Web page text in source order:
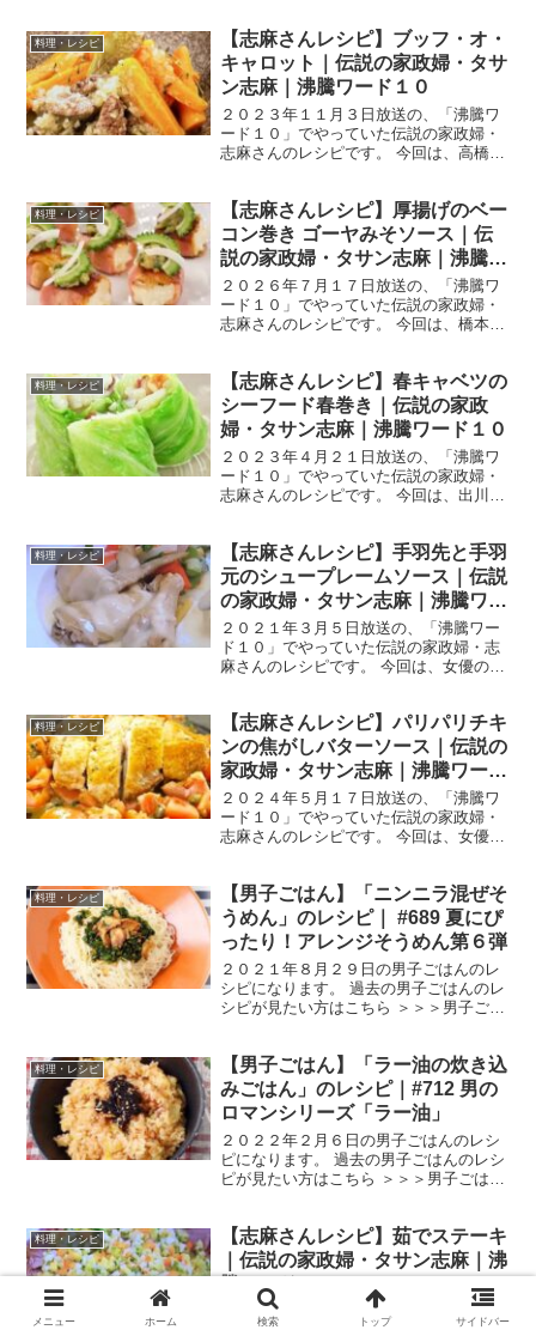
料理・レシピ
【志麻さんレシピ】ブッフ・オ・
キャロット｜伝説の家政婦・タサ
ン志麻｜沸騰ワード１０
２０２３年１１月３日放送の、「沸騰ワ
ード１０」でやっていた伝説の家政婦・
志麻さんのレシピです。 今回は、高橋メ
あったかヘルシー料理」を作ってくれま
した！ では、早速作り...
料理・レシピ
【志麻さんレシピ】厚揚げのベー
コン巻き ゴーヤみそソース｜伝
説の家政婦・タサン志麻｜沸騰ワ
ード10
２０２６年７月１７日放送の、「沸騰ワ
ード１０」でやっていた伝説の家政婦・
志麻さんのレシピです。 今回は、橋本環
夏料理１４連発」です。 では、早速作り
方です。 厚揚げのベ...
料理・レシピ
【志麻さんレシピ】春キャベツの
シーフード春巻き｜伝説の家政
婦・タサン志麻｜沸騰ワード１０
２０２３年４月２１日放送の、「沸騰ワ
ード１０」でやっていた伝説の家政婦・
志麻さんのレシピです。 今回は、出川哲
「旬の春食材で満腹SP」です！ では、
早速作り方です。 春...
料理・レシピ
【志麻さんレシピ】手羽先と手羽
元のシュープレームソース｜伝説
の家政婦・タサン志麻｜沸騰ワー
ド１０
２０２１年３月５日放送の、「沸騰ワー
ド１０」でやっていた伝説の家政婦・志
麻さんのレシピです。 今回は、女優の門
方です。 手羽先と手羽元のシュープレー
ムソース 材料 手...
料理・レシピ
【志麻さんレシピ】パリパリチキ
ンの焦がしバターソース｜伝説の
家政婦・タサン志麻｜沸騰ワード
10
２０２４年５月１７日放送の、「沸騰ワ
ード１０」でやっていた伝説の家政婦・
志麻さんのレシピです。 今回は、女優の
をモリモリ！初夏のヘルシースタミナ
SP」です。 では、早速...
料理・レシピ
【男子ごはん】「ニンニラ混ぜそ
うめん」のレシピ｜ #689 夏にぴ
ったり！アレンジそうめん第６弾
２０２１年８月２９日の男子ごはんのレ
シピになります。 過去の男子ごはんのレ
シピが見たい方はこちら ＞＞＞男子ごは
３束（１５０g）ニラ １束しょうゆ 大
さじ３みりん...
料理・レシピ
【男子ごはん】「ラー油の炊き込
みごはん」のレシピ｜#712 男の
ロマンシリーズ「ラー油」
２０２２年２月６日の男子ごはんのレシ
ピになります。 過去の男子ごはんのレシ
ピが見たい方はこちら ＞＞＞男子ごはん
白菜 ２００g塩 小さじ1/2豚バラ肉
（ブロック）...
料理・レシピ
【志麻さんレシピ】茹でステーキ
｜伝説の家政婦・タサン志麻｜沸
騰ワード１０
２０２１年３月５日放送の、「沸騰ワー
ド１０」でやっていた伝説の家政婦・志
メニュー ホーム 検索 トップ サイドバー